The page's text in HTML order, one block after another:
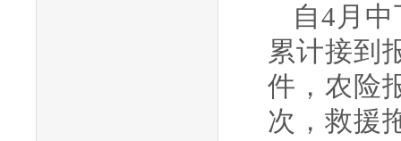
自4月
累计接到
件，农险
次，救援